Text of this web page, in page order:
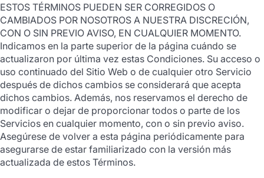
ESTOS TÉRMINOS PUEDEN SER CORREGIDOS O
CAMBIADOS POR NOSOTROS A NUESTRA DISCRECIÓN,
CON O SIN PREVIO AVISO, EN CUALQUIER MOMENTO.
Indicamos en la parte superior de la página cuándo se
actualizaron por última vez estas Condiciones. Su acceso o
uso continuado del Sitio Web o de cualquier otro Servicio
después de dichos cambios se considerará que acepta
dichos cambios. Además, nos reservamos el derecho de
modificar o dejar de proporcionar todos o parte de los
Servicios en cualquier momento, con o sin previo aviso.
Asegúrese de volver a esta página periódicamente para
asegurarse de estar familiarizado con la versión más
actualizada de estos Términos.